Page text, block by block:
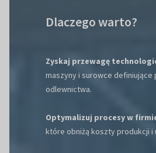
Dlaczego warto?
Zyskaj przewagę
maszyny i surowce definiujące
odlewnictwa.
Optymalizuj procesy w
które obniżą koszty produkcji i